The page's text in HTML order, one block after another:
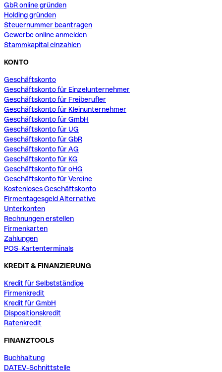
GbR online gründen
Holding gründen
Steuernummer beantragen
Gewerbe online anmelden
Stammkapital einzahlen
KONTO
Geschäftskonto
Geschäftskonto für Einzelunternehmer
Geschäftskonto für Freiberufler
Geschäftskonto für Kleinunternehmer
Geschäftskonto für GmbH
Geschäftskonto für UG
Geschäftskonto für GbR
Geschäftskonto für AG
Geschäftskonto für KG
Geschäftskonto für oHG
Geschäftskonto für Vereine
Kostenloses Geschäftskonto
Firmentagesgeld Alternative
Unterkonten
Rechnungen erstellen
Firmenkarten
Zahlungen
POS-Kartenterminals
KREDIT & FINANZIERUNG
Kredit für Selbstständige
Firmenkredit
Kredit für GmbH
Dispositionskredit
Ratenkredit
FINANZTOOLS
Buchhaltung
DATEV-Schnittstelle